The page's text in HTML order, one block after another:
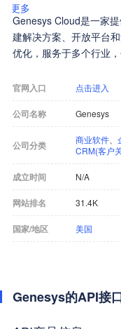
更多
Genesys Cloud是一家
建解决方案、开放平台
优化，服务于多个行业
官网入口 点击进入
公司名称 Genesys
公司分类 商业软件
CRM(客户
成立时间 N/A
网站排名 31.4K
国家/地区 美国
Genesys的API接